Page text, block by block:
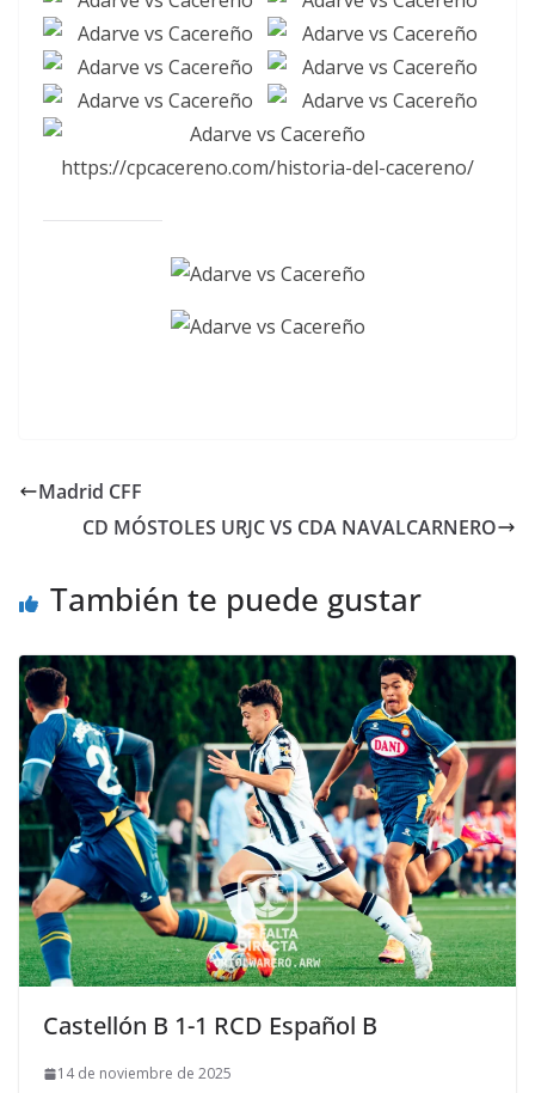
Madrid CFF
CD MÓSTOLES URJC VS CDA NAVALCARNERO
También te puede gustar
Castellón B 1-1 RCD Español B
14 de noviembre de 2025